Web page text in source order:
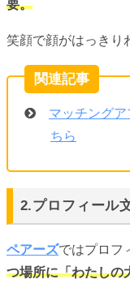
要。
笑顔で顔がはっきり
マッチング
ちら
2.プロフィール
ペアーズではプロフ
つ場所に「わたしの